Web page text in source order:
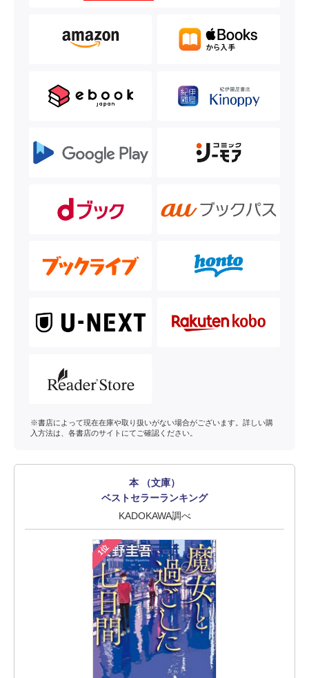
※書店によって現在在庫や取り扱いがない場合がございます。詳しい購
入方法は、各書店のサイトにてご確認ください。
本 （文庫）
ベストセラーランキング
KADOKAWA調べ
1位